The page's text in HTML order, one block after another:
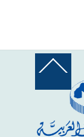
Back
Top